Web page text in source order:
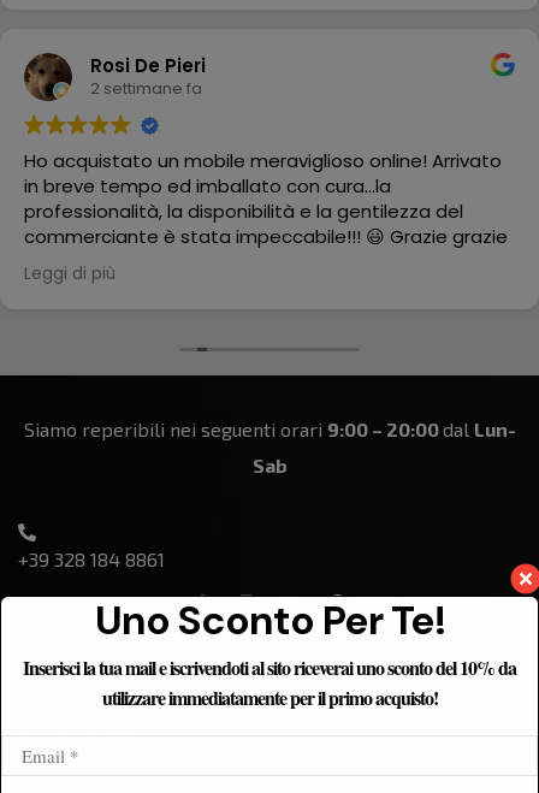
Rosi De Pieri
2 settimane fa
Ho acquistato un mobile meraviglioso online! Arrivato
in breve tempo ed imballato con cura...la
professionalità, la disponibilità e la gentilezza del
commerciante è stata impeccabile!!! 😃 Grazie grazie
grazie
Leggi di più
Siamo reperibili nei seguenti orari 9:00 – 20:00dal Lun-
Sab
+39 328 184 8861
Home
Uno Sconto Per Te!
Inserisci la tua mail e iscrivendoti al sito riceverai uno sconto del 10% da
utilizzare immediatamente per il primo acquisto!